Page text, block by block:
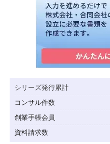
シリーズ発行累計
コンサル件数
創業手帳会員
資料請求数